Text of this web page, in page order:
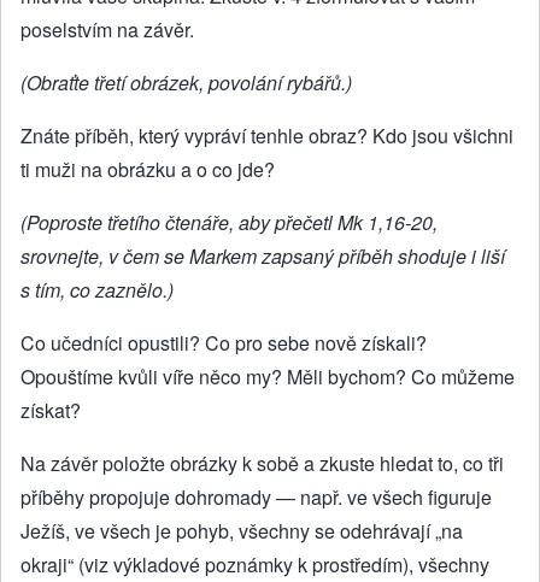
poselstvím na závěr.
(Obraťte třetí obrázek, povolání rybářů.)
Znáte příběh, který vypráví tenhle obraz? Kdo jsou všichni
ti muži na obrázku a o co jde?
(Poproste třetího čtenáře, aby přečetl Mk 1,16-20,
srovnejte, v čem se Markem zapsaný příběh shoduje i liší
s tím, co zaznělo.)
Co učedníci opustili? Co pro sebe nově získali?
Opouštíme kvůli víře něco my? Měli bychom? Co můžeme
získat?
Na závěr položte obrázky k sobě a zkuste hledat to, co tři
příběhy propojuje dohromady — např. ve všech figuruje
Ježíš, ve všech je pohyb, všechny se odehrávají „na
okraji“ (viz výkladové poznámky k prostředím), všechny